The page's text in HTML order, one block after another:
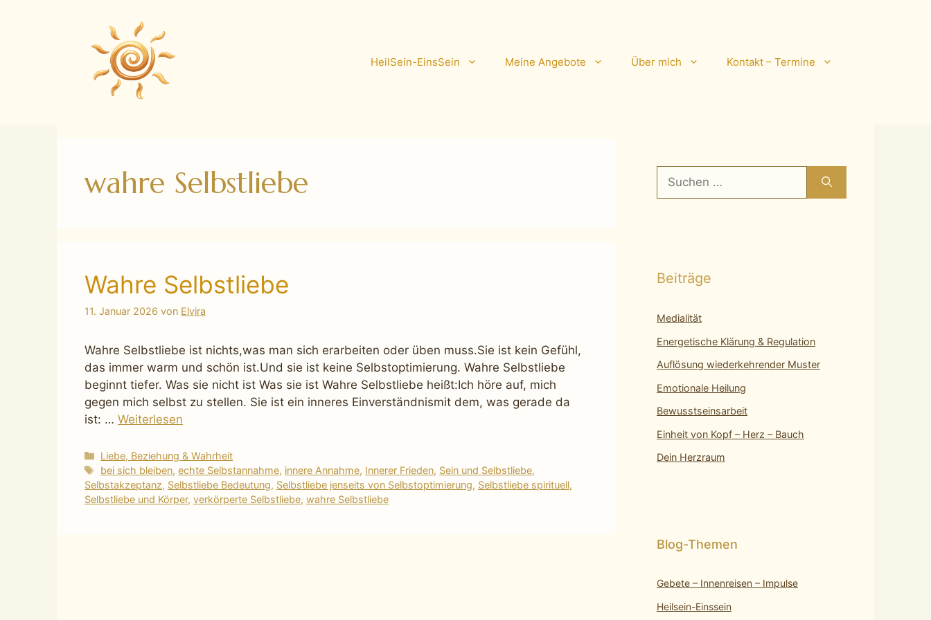
HeilSein-EinsSein Meine Angebote Über mich Kontakt – Termine
wahre Selbstliebe
Wahre Selbstliebe
11. Januar 2026 von Elvira
Wahre Selbstliebe ist nichts,was man sich erarbeiten oder üben muss.Sie ist kein Gefühl,
das immer warm und schön ist.Und sie ist keine Selbstoptimierung. Wahre Selbstliebe
beginnt tiefer. Was sie nicht ist Was sie ist Wahre Selbstliebe heißt:Ich höre auf, mich
gegen mich selbst zu stellen. Sie ist ein inneres Einverständnismit dem, was gerade da
ist: … Weiterlesen
Kategorien
Liebe, Beziehung & Wahrheit
Schlagwörter
bei sich bleiben,echte Selbstannahme, innere Annahme, Innerer Frieden, Sein und Selbstliebe,
Selbstakzeptanz, Selbstliebe Bedeutung, Selbstliebe jenseits von Selbstoptimierung, Selbstliebe spirituell,
Selbstliebe und Körper, verkörperte Selbstliebe, wahre Selbstliebe
Suchen
nach:
Beiträge
Medialität
Energetische Klärung & Regulation
Auflösung wiederkehrender Muster
Emotionale Heilung
Bewusstseinsarbeit
Einheit von Kopf – Herz – Bauch
Dein Herzraum
Gebete – Innenreisen – Impulse
Heilsein-Einssein